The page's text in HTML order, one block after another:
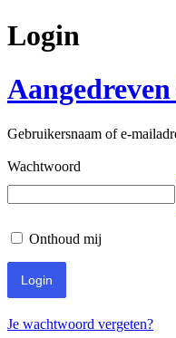
Login
Gebruikersnaam of e-
Wachtwoord
Onthoud mij
Je wachtwoord vergeten?